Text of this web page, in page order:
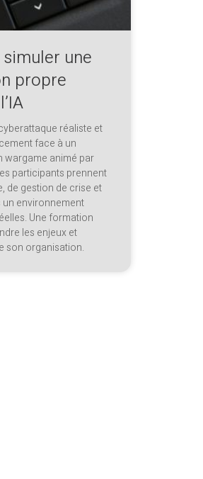
une
propre
réaliste et
face à un
wargame animé par
participants prennent
de gestion de crise et
environnement
Une formation
les enjeux et
son organisation.